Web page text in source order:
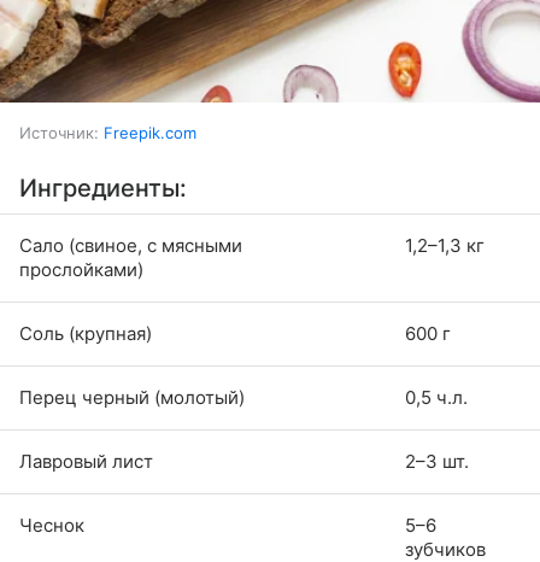
Источник: Freepik.com
Ингредиенты:
Сало (свиное, с мясными
прослойками)
1,2–1,3 кг
Соль (крупная) 600 г
Перец черный (молотый) 0,5 ч.л.
Лавровый лист 2–3 шт.
Чеснок
5–6
зубчиков